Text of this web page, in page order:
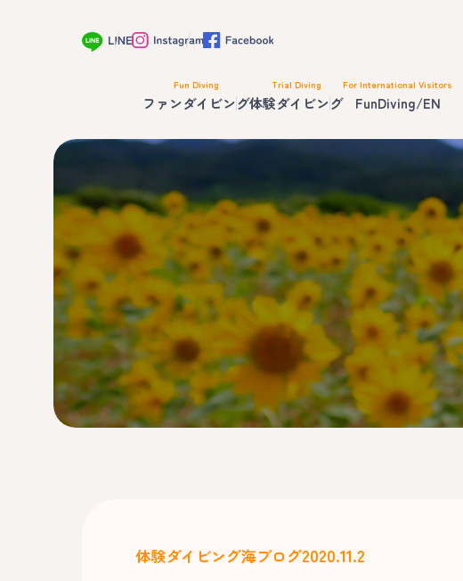
Fun Diving
ファンダイビング
Trial Diving
体験ダイビング
For International Visitors
FunDiving/EN
体験ダイビング海ブログ2020.11.2